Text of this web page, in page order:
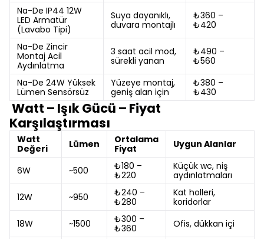
Na-De IP44 12W
LED Armatür
(Lavabo Tipi)
Suya dayanıklı,
duvara montajlı
₺360 –
₺420
Na-De Zincir
Montaj Acil
Aydınlatma
3 saat acil mod,
sürekli yanan
₺490 –
₺560
Na-De 24W Yüksek
Lümen Sensörsüz
Yüzeye montaj,
geniş alan için
₺380 –
₺430
Watt – Işık Gücü – Fiyat
Karşılaştırması
Watt
Değeri
Lümen
Ortalama
Fiyat
Uygun Alanlar
6W ~500
₺180 –
₺220
Küçük wc, niş
aydınlatmaları
12W
~950
₺240 –
₺280
Kat holleri,
koridorlar
18W
~1500
₺300 –
₺360
Ofis, dükkan içi